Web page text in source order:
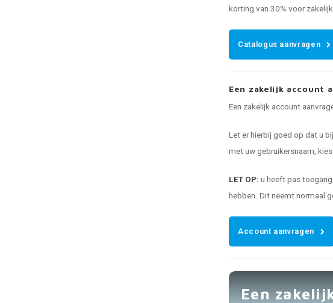
korting van 30% voor
Catalogus aanvragen
Een zakelijk account
Een zakelijk account
Let er hierbij goed op dat u
met uw gebruikersnaam,
LET OP: u heeft pas
hebben. Dit neemt normaal
Account aanvragen
Een